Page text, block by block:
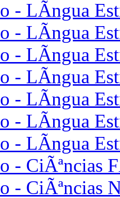
- LÃ­ngua
- LÃ­ngua
- LÃ­ngua
- LÃ­ngua
- LÃ­ngua
- LÃ­ngua
- LÃ­ngua
- CiÃªncias
- CiÃªncias